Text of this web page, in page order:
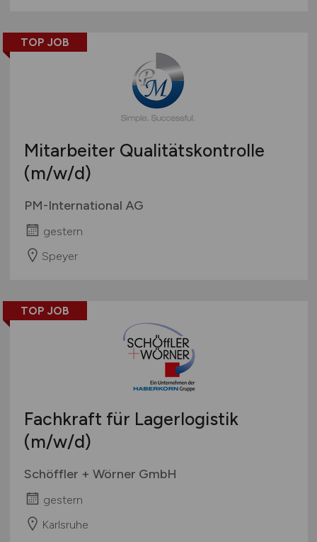
TOP JOB
Mitarbeiter Qualitätskontrolle
(m/w/d)
PM-International AG
gestern
Speyer
TOP JOB
Fachkraft für Lagerlogistik
(m/w/d)
Schöffler + Wörner GmbH
gestern
Karlsruhe